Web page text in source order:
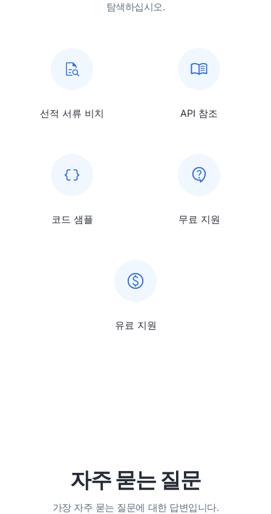
탐색하십시오.
선적 서류 비치 API 참조
코드 샘플 무료 지원
유료 지원
자주 묻는 질문
가장 자주 묻는 질문에 대한 답변입니다.